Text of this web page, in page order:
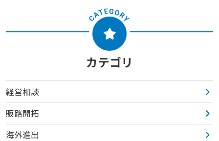
カテゴリ
経営相談
販路開拓
海外進出